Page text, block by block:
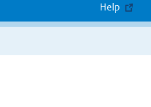
Help